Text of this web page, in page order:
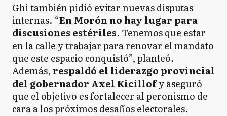
Ghi también pidió evitar nuevas disputas
internas. “En Morón no hay lugar para
discusiones estériles. Tenemos que estar
en la calle y trabajar para renovar el mandato
que este espacio conquistó”, planteó.
Además, respaldó el liderazgo provincial
del gobernador Axel Kicillofy aseguró
que el objetivo es fortalecer al peronismo de
cara a los próximos desafíos electorales.